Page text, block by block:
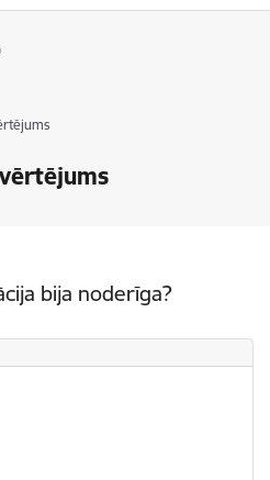
bija noderīga?